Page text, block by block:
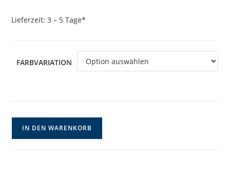
Lieferzeit:3 – 5 Tage*
FARBVARIATION
IN DEN WARENKORB